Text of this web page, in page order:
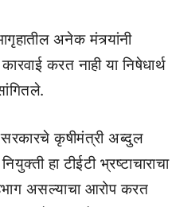
अनेक मंत्र्यांनी
करत नाही या निषेधार्थ
सरकारचे कृषीमंत्री अब्दुल
हा टीईटी भ्रष्टाचाराचा
असल्याचा आरोप करत